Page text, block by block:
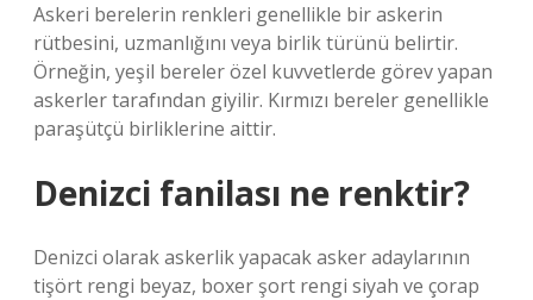
Askeri berelerin renkleri genellikle bir askerin
rütbesini, uzmanlığını veya birlik türünü belirtir.
Örneğin, yeşil bereler özel kuvvetlerde görev yapan
askerler tarafından giyilir. Kırmızı bereler genellikle
paraşütçü birliklerine aittir.
Denizci fanilası ne renktir?
Denizci olarak askerlik yapacak asker adaylarının
tişört rengi beyaz, boxer şort rengi siyah ve çorap